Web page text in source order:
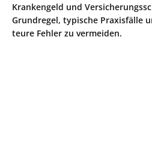
Krankengeld und
Grundregel, typische Praxisfälle
teure Fehler zu vermeiden.